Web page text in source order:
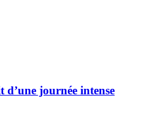
journée intense